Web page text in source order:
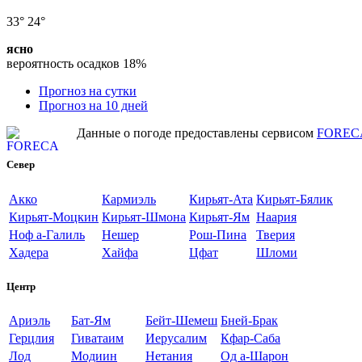
33° 24°
ясно
вероятность осадков 18%
Прогноз на сутки
Прогноз на 10 дней
Данные о погоде предоставлены сервисом
Север
Акко Кармиэль Кирьят-Ата Кирьят-Бялик
Кирьят-Моцкин Кирьят-Шмона Кирьят-Ям Наария
Ноф а-Галиль
Нешер Рош-Пина
Тверия
Хадера
Хайфа Цфат Шломи
Центр
Ариэль Бат-Ям Бейт-Шемеш Бней-Брак
Герцлия
Гиватаим Иерусалим
Кфар-Саба
Лод
Модиин Нетания Од а-Шарон